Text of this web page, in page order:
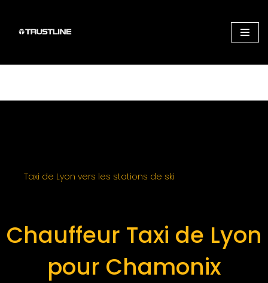
Aller
Taxi de Lyon vers les stations de ski
Chauffeur Taxi de Lyon
pour Chamonix